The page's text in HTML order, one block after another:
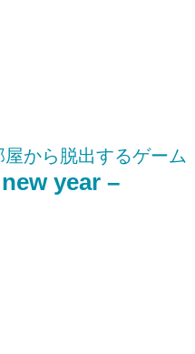
から脱出するゲーム
year –